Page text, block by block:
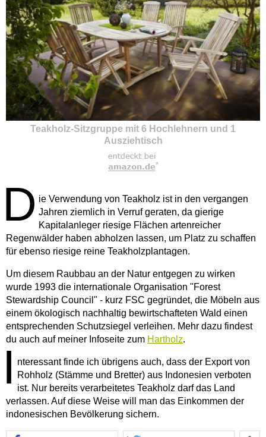
Teakholz-Sitzgruppe mit 6 Hochlehnern und 1
Ausziehtisch
*
D ie Verwendung von Teakholz ist in den vergangen
Jahren ziemlich in Verruf geraten, da gierige
Kapitalanleger riesige Flächen artenreicher
Regenwälder haben abholzen lassen, um Platz zu schaffen
für ebenso riesige reine Teakholzplantagen.
Um diesem Raubbau an der Natur entgegen zu wirken
wurde 1993 die internationale Organisation "Forest
Stewardship Council" - kurz FSC gegründet, die Möbeln aus
einem ökologisch nachhaltig bewirtschafteten Wald einen
entsprechenden Schutzsiegel verleihen. Mehr dazu findest
du auch auf meiner Infoseite zum Hartholz.
I
nteressant finde ich übrigens auch, dass der Export von
Rohholz (Stämme und Bretter) aus Indonesien verboten
ist. Nur bereits verarbeitetes Teakholz darf das Land
verlassen. Auf diese Weise will man das Einkommen der
indonesischen Bevölkerung sichern.